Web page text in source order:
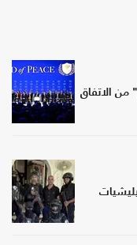
من الاتفاق